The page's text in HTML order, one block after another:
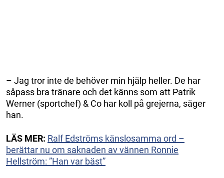
– Jag tror inte de behöver min hjälp heller. De har
såpass bra tränare och det känns som att Patrik
Werner (sportchef) & Co har koll på grejerna, säger
han.
LÄS MER: Ralf Edströms känslosamma ord –
berättar nu om saknaden av vännen Ronnie
Hellström: ”Han var bäst”